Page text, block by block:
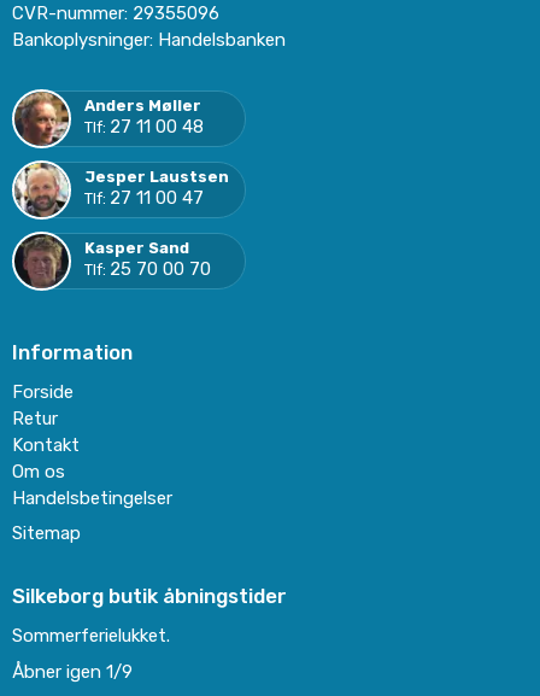
CVR-nummer: 29355096
Bankoplysninger: Handelsbanken
Anders Møller
Tlf: 27 11 00 48
Jesper Laustsen
Tlf: 27 11 00 47
Kasper Sand
Tlf: 25 70 00 70
Information
Forside
Retur
Kontakt
Om os
Handelsbetingelser
Sitemap
Silkeborg butik åbningstider
Sommerferielukket.
Åbner igen 1/9